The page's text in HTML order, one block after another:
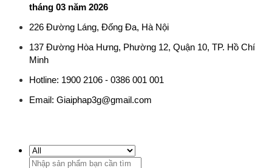
tháng 03 năm 2026
226 Đường Láng, Đống Đa, Hà Nội
137 Đường Hòa Hưng, Phường 12, Quận 10, TP. Hồ Chí
Minh
Hotline: 1900 2106 - 0386 001 001
Email: Giaiphap3g@gmail.com
Tìm